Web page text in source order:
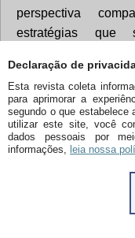
Declaração de
Esta revista coleta
para aprimorar a
segundo o que estabelece
utilizar este site, você
dados pessoais por
informações, leia nossa